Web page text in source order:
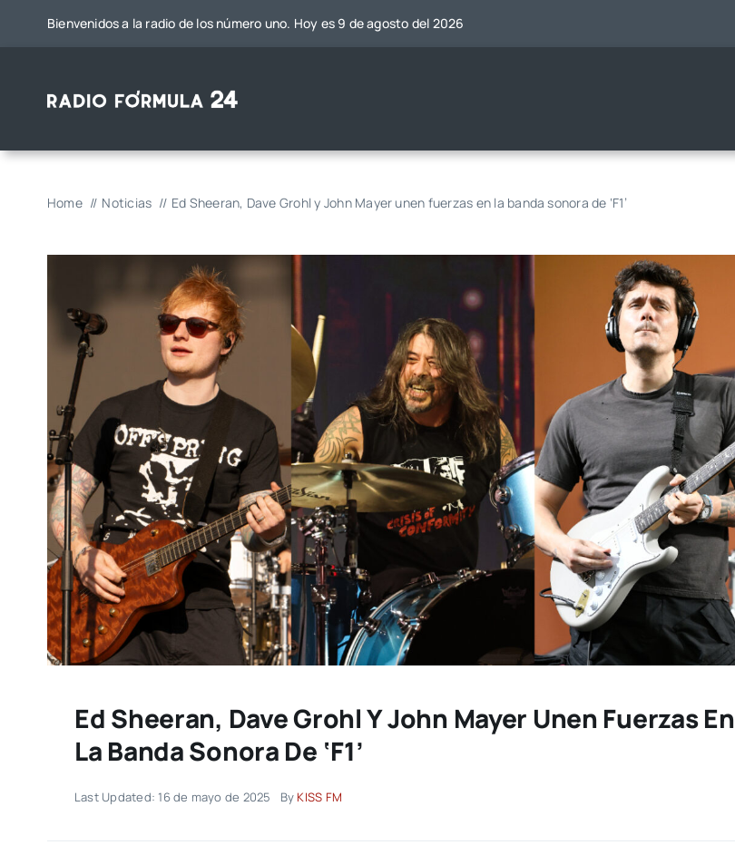
Bienvenidos a la radio de los número uno. Hoy es 9 de agosto del 2026
Home Noticias Ed Sheeran, Dave Grohl y John Mayer unen fuerzas en la banda sonora de ‘F1’
Ed Sheeran, Dave Grohl Y John Mayer Unen Fuerzas En
La Banda Sonora De ‘F1’
Last Updated: 16 de mayo de 2025 By KISS FM